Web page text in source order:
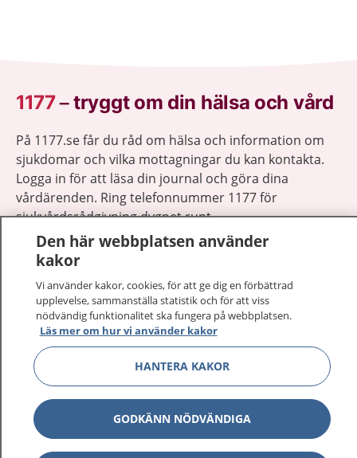
1177–tryggt om din hälsa och vård
På 1177.se får du råd om hälsa och information om
sjukdomar och vilka mottagningar du kan kontakta.
Logga in för att läsa din journal och göra dina
vårdärenden. Ring telefonnummer 1177 för
sjukvårdsrådgivning dygnet runt.
1177 ger dig råd när du vill må bättre.
Om 1177 Visa
Kontakt Visa
Den här webbplatsen använder
kakor
Vi använder kakor, cookies, för att ge dig en förbättrad
upplevelse, sammanställa statistik och för att viss
nödvändig funktionalitet ska fungera på webbplatsen.
Läs mer om hur vi använder kakor
HANTERA KAKOR
GODKÄNN NÖDVÄNDIGA